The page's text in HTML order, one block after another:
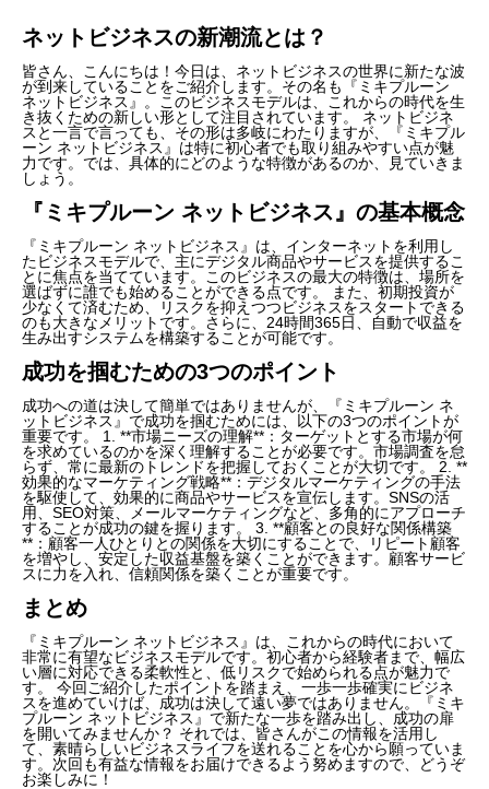
ネットビジネスの新潮流とは？
皆さん、こんにちは！今日は、ネットビジネスの世界に新たな波
が到来していることをご紹介します。その名も『ミキプルーン
ネットビジネス』。このビジネスモデルは、これからの時代を生
き抜くための新しい形として注目されています。 ネットビジネ
スと一言で言っても、その形は多岐にわたりますが、『ミキプル
ーン ネットビジネス』は特に初心者でも取り組みやすい点が魅
力です。では、具体的にどのような特徴があるのか、見ていきま
しょう。
『ミキプルーン ネットビジネス』の基本概念
『ミキプルーン ネットビジネス』は、インターネットを利用し
たビジネスモデルで、主にデジタル商品やサービスを提供するこ
とに焦点を当てています。このビジネスの最大の特徴は、場所を
選ばずに誰でも始めることができる点です。 また、初期投資が
少なくて済むため、リスクを抑えつつビジネスをスタートできる
のも大きなメリットです。さらに、24時間365日、自動で収益を
生み出すシステムを構築することが可能です。
成功を掴むための3つのポイント
成功への道は決して簡単ではありませんが、『ミキプルーン ネ
ットビジネス』で成功を掴むためには、以下の3つのポイントが
重要です。 1. **市場ニーズの理解**：ターゲットとする市場が何
を求めているのかを深く理解することが必要です。市場調査を怠
らず、常に最新のトレンドを把握しておくことが大切です。 2. **
効果的なマーケティング戦略**：デジタルマーケティングの手法
を駆使して、効果的に商品やサービスを宣伝します。SNSの活
用、SEO対策、メールマーケティングなど、多角的にアプローチ
することが成功の鍵を握ります。 3. **顧客との良好な関係構築
**：顧客一人ひとりとの関係を大切にすることで、リピート顧客
を増やし、安定した収益基盤を築くことができます。顧客サービ
スに力を入れ、信頼関係を築くことが重要です。
まとめ
『ミキプルーン ネットビジネス』は、これからの時代において
非常に有望なビジネスモデルです。初心者から経験者まで、幅広
い層に対応できる柔軟性と、低リスクで始められる点が魅力で
す。 今回ご紹介したポイントを踏まえ、一歩一歩確実にビジネ
スを進めていけば、成功は決して遠い夢ではありません。『ミキ
プルーン ネットビジネス』で新たな一歩を踏み出し、成功の扉
を開いてみませんか？ それでは、皆さんがこの情報を活用し
て、素晴らしいビジネスライフを送れることを心から願っていま
す。次回も有益な情報をお届けできるよう努めますので、どうぞ
お楽しみに！